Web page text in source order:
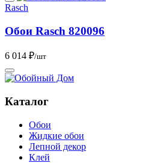
Rasch
Обои Rasch 820096
6 014 ₽/шт
Каталог
Обои
Жидкие обои
Лепной декор
Клей